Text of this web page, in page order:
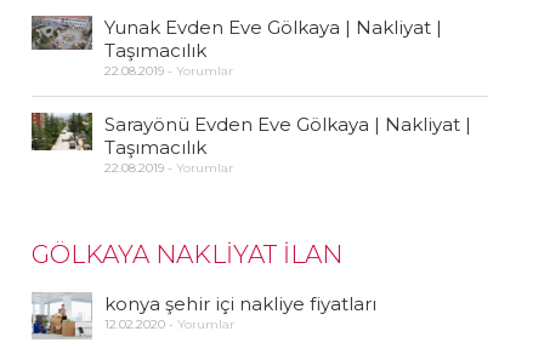
Yunak Evden Eve Gölkaya | Nakliyat |
Taşımacılık
22.08.2019 - Yorumlar
Sarayönü Evden Eve Gölkaya | Nakliyat |
Taşımacılık
22.08.2019 - Yorumlar
GÖLKAYA NAKLİYAT İLAN
konya şehir içi nakliye fiyatları
12.02.2020 - Yorumlar